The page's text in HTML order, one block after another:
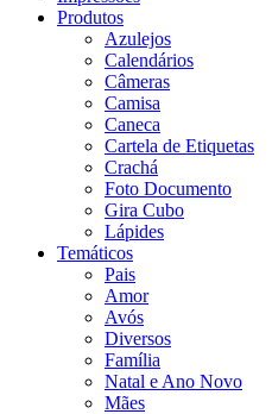
Produtos
Azulejos
Calendários
Câmeras
Camisa
Caneca
Cartela de Etiquetas
Crachá
Foto Documento
Gira Cubo
Lápides
Temáticos
Pais
Amor
Avós
Diversos
Família
Natal e Ano Novo
Mães